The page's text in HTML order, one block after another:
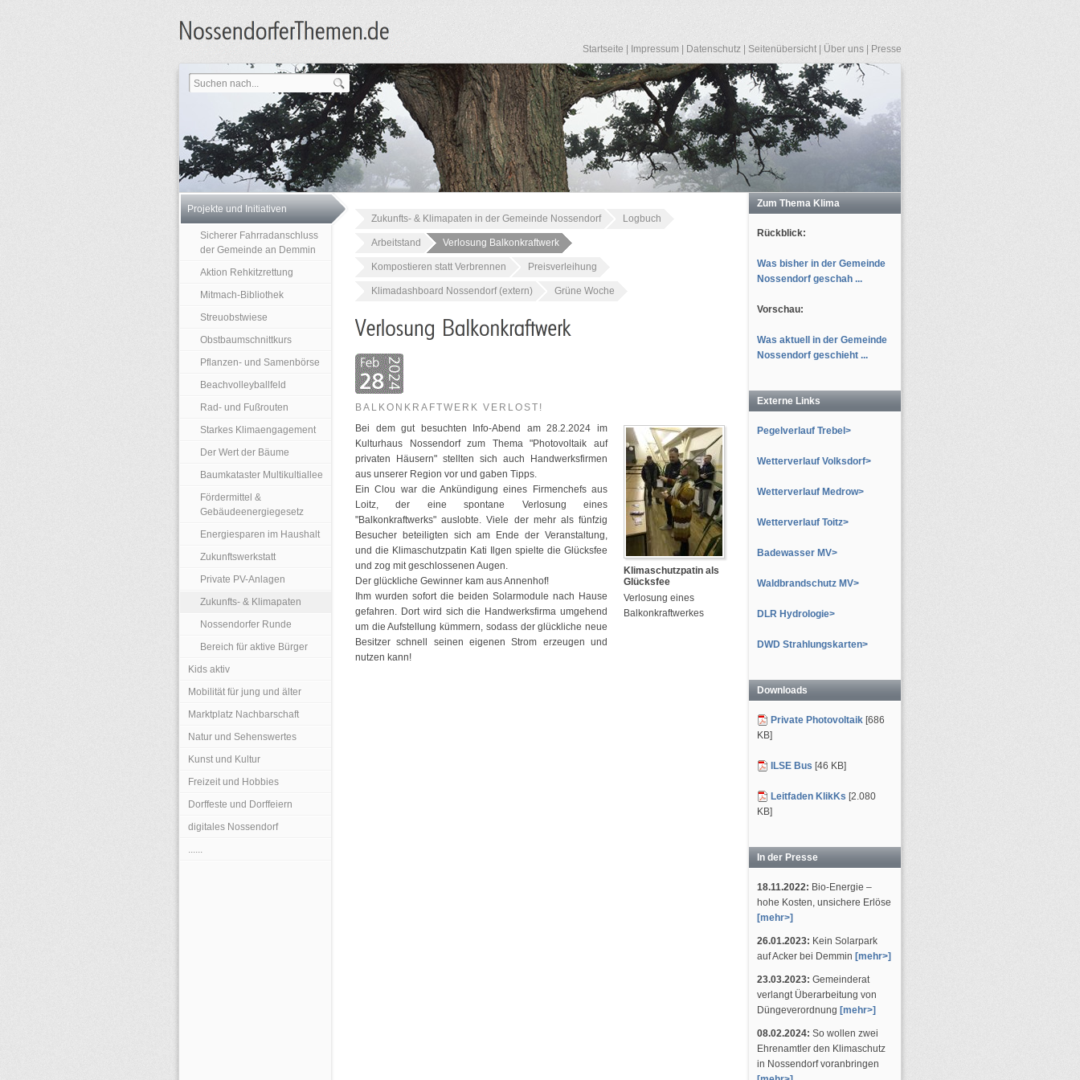
Startseite Impressum Datenschutz Seitenübersicht Über uns Presse
Projekte und Initiativen
Sicherer Fahrradanschluss
der Gemeinde an Demmin
Aktion Rehkitzrettung
Mitmach-Bibliothek
Streuobstwiese
Obstbaumschnittkurs
Pflanzen- und Samenbörse
Beachvolleyballfeld
Rad- und Fußrouten
Starkes Klimaengagement
Der Wert der Bäume
Baumkataster Multikultiallee
Fördermittel &
Gebäudeenergiegesetz
Energiesparen im Haushalt
Zukunftswerkstatt
Private PV-Anlagen
Zukunfts- & Klimapaten
Nossendorfer Runde
Bereich für aktive Bürger
Kids aktiv
Mobilität für jung und älter
Marktplatz Nachbarschaft
Natur und Sehenswertes
Kunst und Kultur
Freizeit und Hobbies
Dorffeste und Dorffeiern
digitales Nossendorf
......
Zukunfts- & Klimapaten in der Gemeinde Nossendorf Logbuch
Arbeitstand Verlosung Balkonkraftwerk
Kompostieren statt Verbrennen Preisverleihung
Klimadashboard Nossendorf (extern) Grüne Woche
BALKONKRAFTWERK VERLOST!
Klimaschutzpatin als
Glücksfee
Verlosung eines
Balkonkraftwerkes
Bei dem gut besuchten Info-Abend am 28.2.2024 im
Kulturhaus Nossendorf zum Thema "Photovoltaik auf
privaten Häusern" stellten sich auch Handwerksfirmen
aus unserer Region vor und gaben Tipps.
Ein Clou war die Ankündigung eines Firmenchefs aus
Loitz, der eine spontane Verlosung eines
"Balkonkraftwerks" auslobte. Viele der mehr als fünfzig
Besucher beteiligten sich am Ende der Veranstaltung,
und die Klimaschutzpatin Kati Ilgen spielte die Glücksfee
und zog mit geschlossenen Augen.
Der glückliche Gewinner kam aus Annenhof!
Ihm wurden sofort die beiden Solarmodule nach Hause
gefahren. Dort wird sich die Handwerksfirma umgehend
um die Aufstellung kümmern, sodass der glückliche neue
Besitzer schnell seinen eigenen Strom erzeugen und
nutzen kann!
Zum Thema Klima
Rückblick:
Was bisher in der Gemeinde
Nossendorf geschah ...
Vorschau:
Was aktuell in der Gemeinde
Nossendorf geschieht ...
Externe Links
Pegelverlauf Trebel>
Wetterverlauf Volksdorf>
Wetterverlauf Medrow>
Wetterverlauf Toitz>
Badewasser MV>
Waldbrandschutz MV>
DLR Hydrologie>
DWD Strahlungskarten>
Downloads
Private Photovoltaik [686
KB]
ILSE Bus [46 KB]
Leitfaden KlikKs [2.080
KB]
In der Presse
18.11.2022: Bio-Energie –
hohe Kosten, unsichere Erlöse
[mehr>]
26.01.2023: Kein Solarpark
auf Acker bei Demmin [mehr>]
23.03.2023: Gemeinderat
verlangt Überarbeitung von
Düngeverordnung [mehr>]
08.02.2024: So wollen zwei
Ehrenamtler den Klimaschutz
in Nossendorf voranbringen